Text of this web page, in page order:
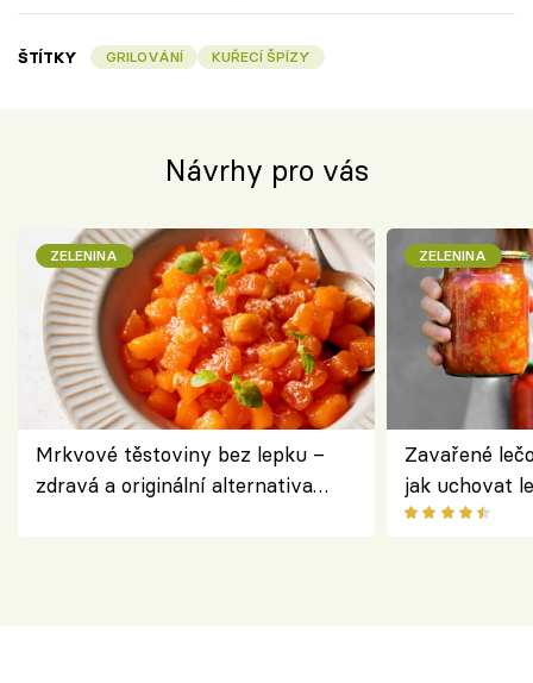
ŠTÍTKY GRILOVÁNÍ KUŘECÍ ŠPÍZY
Návrhy pro vás
ZELENINA
Mrkvové těstoviny bez lepku –
zdravá a originální alternativa
ZELENINA
Zavařené
jak uchovat